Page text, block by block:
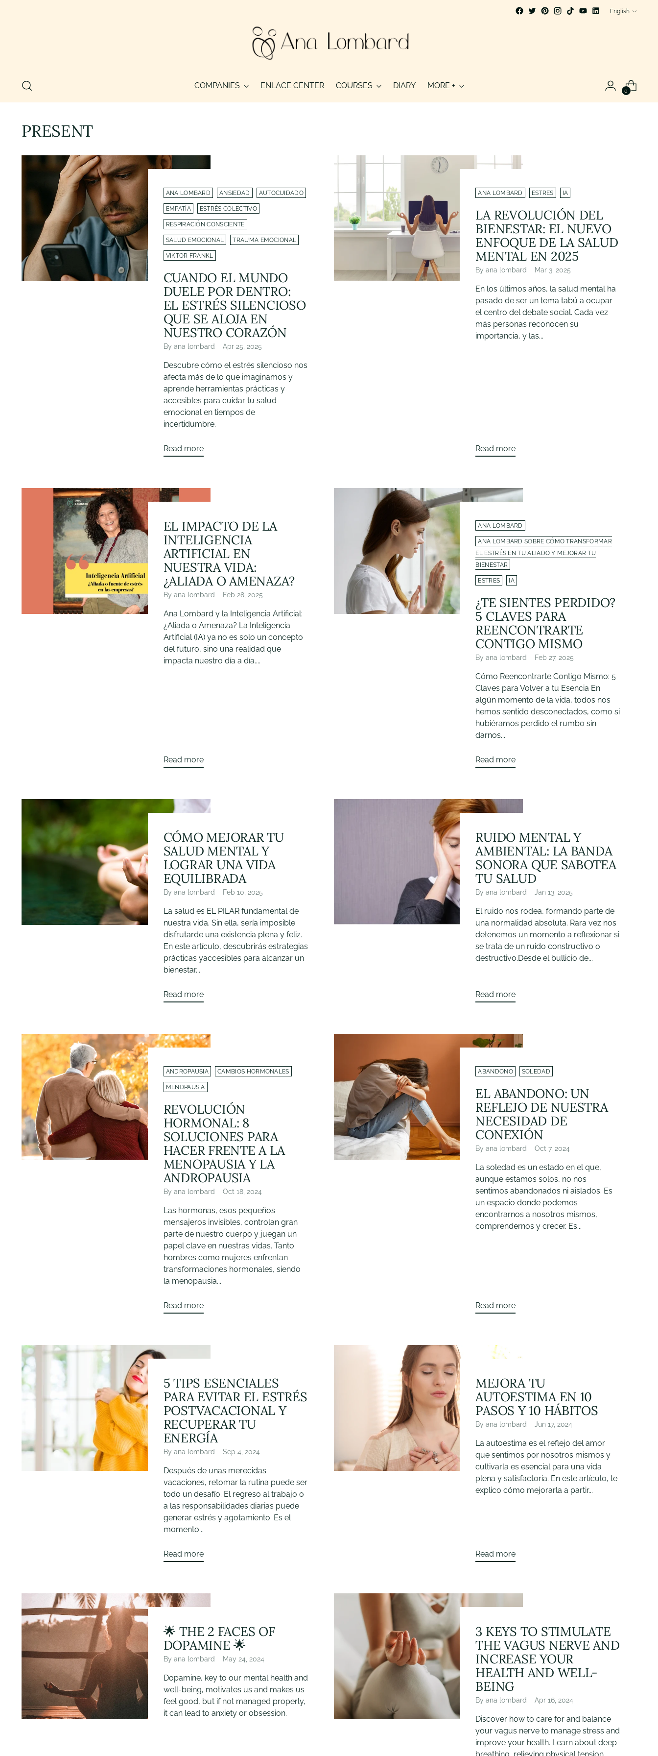
Language
English
COMPANIES ENLACE CENTER COURSES DIARY MORE +
0
PRESENT
ANA LOMBARD ANSIEDAD AUTOCUIDADO
EMPATÍA ESTRÉS COLECTIVO
RESPIRACIÓN CONSCIENTE
SALUD EMOCIONAL TRAUMA EMOCIONAL
VIKTOR FRANKL
CUANDO EL MUNDO
DUELE POR DENTRO:
EL ESTRÉS SILENCIOSO
QUE SE ALOJA EN
NUESTRO CORAZÓN
By ana lombard Apr 25, 2025
Descubre cómo el estrés silencioso nos
afecta más de lo que imaginamos y
aprende herramientas prácticas y
accesibles para cuidar tu salud
emocional en tiempos de
incertidumbre.
Read more
ANA LOMBARD ESTRES IA
LA REVOLUCIÓN DEL
BIENESTAR: EL NUEVO
ENFOQUE DE LA SALUD
MENTAL EN 2025
By ana lombard Mar 3, 2025
En los últimos años, la salud mental ha
pasado de ser un tema tabú a ocupar
el centro del debate social. Cada vez
más personas reconocen su
importancia, y las...
Read more
EL IMPACTO DE LA
INTELIGENCIA
ARTIFICIAL EN
NUESTRA VIDA:
¿ALIADA O AMENAZA?
By ana lombard Feb 28, 2025
Ana Lombard y la Inteligencia Artificial:
¿Aliada o Amenaza? La Inteligencia
Artificial (IA) ya no es solo un concepto
del futuro, sino una realidad que
impacta nuestro día a día....
Read more
ANA LOMBARD
ANA LOMBARD SOBRE CÓMO TRANSFORMAR
EL ESTRÉS EN TU ALIADO Y MEJORAR TU
BIENESTAR
ESTRES IA
¿TE SIENTES PERDIDO?
5 CLAVES PARA
REENCONTRARTE
CONTIGO MISMO
By ana lombard Feb 27, 2025
Cómo Reencontrarte Contigo Mismo: 5
Claves para Volver a tu Esencia En
algún momento de la vida, todos nos
hemos sentido desconectados, como si
hubiéramos perdido el rumbo sin
darnos...
Read more
CÓMO MEJORAR TU
SALUD MENTAL Y
LOGRAR UNA VIDA
EQUILIBRADA
By ana lombard Feb 10, 2025
La salud es EL PILAR fundamental de
nuestra vida. Sin ella, sería imposible
disfrutarde una existencia plena y feliz.
En este artículo, descubrirás estrategias
prácticas yaccesibles para alcanzar un
bienestar...
Read more
RUIDO MENTAL Y
AMBIENTAL: LA BANDA
SONORA QUE SABOTEA
TU SALUD
By ana lombard Jan 13, 2025
El ruido nos rodea, formando parte de
una normalidad absoluta. Rara vez nos
detenemos un momento a reflexionar si
se trata de un ruido constructivo o
destructivo.Desde el bullicio de...
Read more
ANDROPAUSIA CAMBIOS HORMONALES
MENOPAUSIA
REVOLUCIÓN
HORMONAL: 8
SOLUCIONES PARA
HACER FRENTE A LA
MENOPAUSIA Y LA
ANDROPAUSIA
By ana lombard Oct 18, 2024
Las hormonas, esos pequeños
mensajeros invisibles, controlan gran
parte de nuestro cuerpo y juegan un
papel clave en nuestras vidas. Tanto
hombres como mujeres enfrentan
transformaciones hormonales, siendo
la menopausia...
Read more
ABANDONO SOLEDAD
EL ABANDONO: UN
REFLEJO DE NUESTRA
NECESIDAD DE
CONEXIÓN
By ana lombard Oct 7, 2024
La soledad es un estado en el que,
aunque estamos solos, no nos
sentimos abandonados ni aislados. Es
un espacio donde podemos
encontrarnos a nosotros mismos,
comprendernos y crecer. Es...
Read more
5 TIPS ESENCIALES
PARA EVITAR EL ESTRÉS
POSTVACACIONAL Y
RECUPERAR TU
ENERGÍA
By ana lombard Sep 4, 2024
Después de unas merecidas
vacaciones, retomar la rutina puede ser
todo un desafío. El regreso al trabajo o
a las responsabilidades diarias puede
generar estrés y agotamiento. Es el
momento...
Read more
MEJORA TU
AUTOESTIMA EN 10
PASOS Y 10 HÁBITOS
By ana lombard Jun 17, 2024
La autoestima es el reflejo del amor
que sentimos por nosotros mismos y
cultivarla es esencial para una vida
plena y satisfactoria. En este artículo, te
explico cómo mejorarla a partir...
Read more
🌟 THE 2 FACES OF
DOPAMINE 🌟
By ana lombard May 24, 2024
Dopamine, key to our mental health and
well-being, motivates us and makes us
feel good, but if not managed properly,
it can lead to anxiety or obsession.
3 KEYS TO STIMULATE
THE VAGUS NERVE AND
INCREASE YOUR
HEALTH AND WELL-
BEING
By ana lombard Apr 16, 2024
Discover how to care for and balance
your vagus nerve to manage stress and
improve your health. Learn about deep